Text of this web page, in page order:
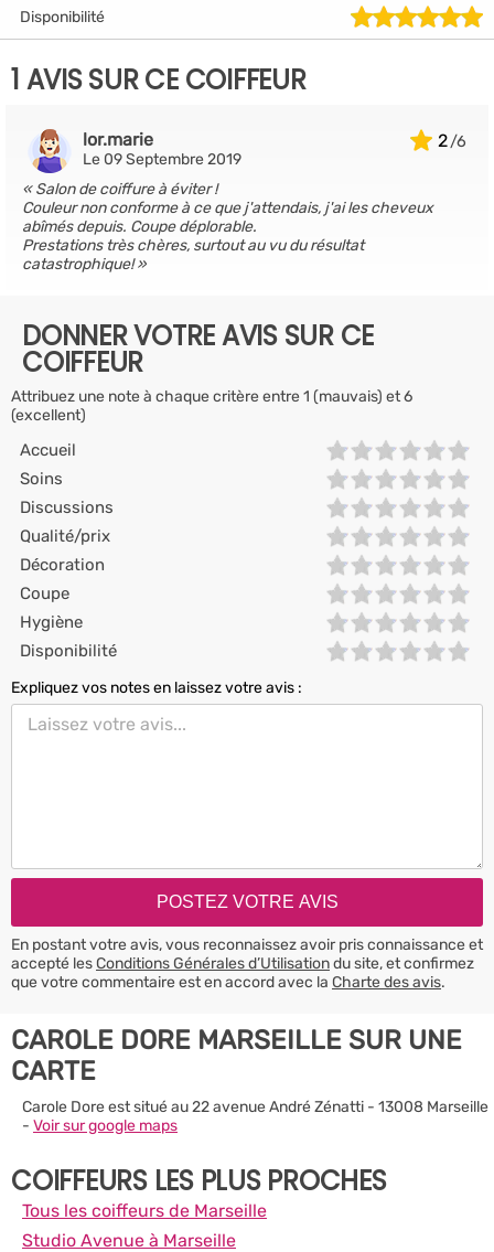
Disponibilité
1 AVIS SUR CE COIFFEUR
2
lor.marie
Le 09 Septembre 2019
Salon de coiffure à éviter !
Couleur non conforme à ce que j'attendais, j'ai les cheveux
abîmés depuis. Coupe déplorable.
Prestations très chères, surtout au vu du résultat
catastrophique!
DONNER VOTRE AVIS SUR CE
COIFFEUR
Attribuez une note à chaque critère entre 1 (mauvais) et 6
(excellent)
Accueil
Soins
Discussions
Qualité/prix
Décoration
Coupe
Hygiène
Disponibilité
Expliquez vos notes en laissez votre avis :
En postant votre avis, vous reconnaissez avoir pris connaissance et
accepté lesConditions Générales d’Utilisationdu site, et confirmez
que votre commentaire est en accord avec la Charte des avis.
CAROLE DORE MARSEILLE SUR UNE
CARTE
Carole Dore est situé au 22 avenue André Zénatti - 13008 Marseille
- Voir sur google maps
COIFFEURS LES PLUS PROCHES
Tous les coiffeurs de Marseille
Studio Avenue à Marseille